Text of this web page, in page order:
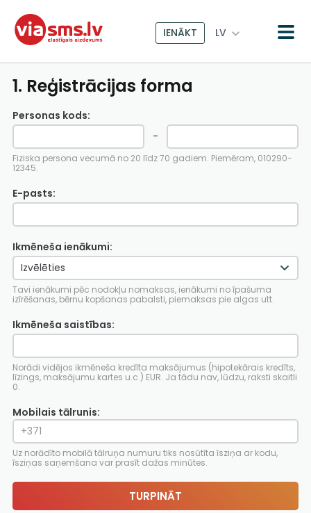
IENĀKT LV
1. Reģistrācijas forma
Personas kods:
-
Fiziska persona vecumā no 20 līdz 70 gadiem. Piemēram, 010290-
12345.
E-pasts:
Ikmēneša ienākumi:
Tavi ienākumi pēc nodokļu nomaksas, ienākumi no īpašuma
izīrēšanas, bērnu kopšanas pabalsti, piemaksas pie algas utt.
Ikmēneša saistības:
Norādi vidējos ikmēneša kredīta maksājumus (hipotekārais kredīts,
līzings, maksājumu kartes u.c.) EUR. Ja tādu nav, lūdzu, raksti skaitli
0.
Mobilais tālrunis:
Uz norādīto mobilā tālruņa numuru tiks nosūtīta īsziņa ar kodu,
īsziņas saņemšana var prasīt dažas minūtes.
TURPINĀT